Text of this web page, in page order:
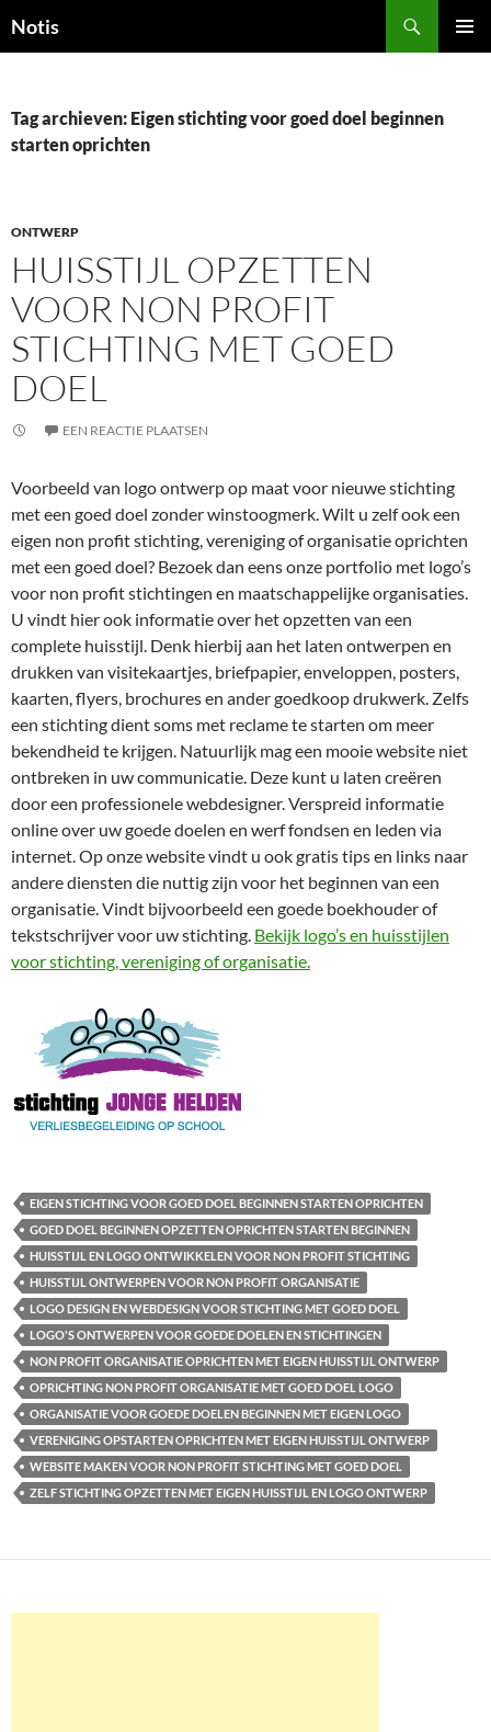
Notis
INHOUD
Tag archieven: Eigen stichting voor goed doel beginnen
starten oprichten
ONTWERP
HUISSTIJL OPZETTEN
VOOR NON PROFIT
STICHTING MET GOED
DOEL
EEN REACTIE PLAATSEN
Voorbeeld van logo ontwerp op maat voor nieuwe stichting
met een goed doel zonder winstoogmerk. Wilt u zelf ook een
eigen non profit stichting, vereniging of organisatie oprichten
met een goed doel? Bezoek dan eens onze portfolio met logo’s
voor non profit stichtingen en maatschappelijke organisaties.
U vindt hier ook informatie over het opzetten van een
complete huisstijl. Denk hierbij aan het laten ontwerpen en
drukken van visitekaartjes, briefpapier, enveloppen, posters,
kaarten, flyers, brochures en ander goedkoop drukwerk. Zelfs
een stichting dient soms met reclame te starten om meer
bekendheid te krijgen. Natuurlijk mag een mooie website niet
ontbreken in uw communicatie. Deze kunt u laten creëren
door een professionele webdesigner. Verspreid informatie
online over uw goede doelen en werf fondsen en leden via
internet. Op onze website vindt u ook gratis tips en links naar
andere diensten die nuttig zijn voor het beginnen van een
organisatie. Vindt bijvoorbeeld een goede boekhouder of
tekstschrijver voor uw stichting. Bekijk logo’s en huisstijlen
voor stichting, vereniging of organisatie.
EIGEN STICHTING VOOR GOED DOEL BEGINNEN STARTEN OPRICHTEN
GOED DOEL BEGINNEN OPZETTEN OPRICHTEN STARTEN BEGINNEN
HUISSTIJL EN LOGO ONTWIKKELEN VOOR NON PROFIT STICHTING
HUISSTIJL ONTWERPEN VOOR NON PROFIT ORGANISATIE
LOGO DESIGN EN WEBDESIGN VOOR STICHTING MET GOED DOEL
LOGO'S ONTWERPEN VOOR GOEDE DOELEN EN STICHTINGEN
NON PROFIT ORGANISATIE OPRICHTEN MET EIGEN HUISSTIJL ONTWERP
OPRICHTING NON PROFIT ORGANISATIE MET GOED DOEL LOGO
ORGANISATIE VOOR GOEDE DOELEN BEGINNEN MET EIGEN LOGO
VERENIGING OPSTARTEN OPRICHTEN MET EIGEN HUISSTIJL ONTWERP
WEBSITE MAKEN VOOR NON PROFIT STICHTING MET GOED DOEL
ZELF STICHTING OPZETTEN MET EIGEN HUISSTIJL EN LOGO ONTWERP